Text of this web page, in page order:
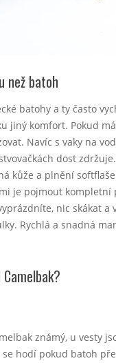
než batoh
batohy a ty často
jiný komfort. Pokud
Navíc s vaky na
dost
kůže a plnění
je pojmout kompletní
nic skákat
Rychlá a snadná
známý, u vesty
hodí pokud batoh